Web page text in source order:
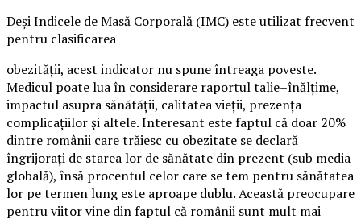
Deși Indicele de Masă Corporală (IMC) este utilizat frecvent
pentru clasificarea
obezității, acest indicator nu spune întreaga poveste.
Medicul poate lua în considerare raportul talie–înălțime,
impactul asupra sănătății, calitatea vieții, prezența
complicațiilor și altele. Interesant este faptul că doar 20%
dintre românii care trăiesc cu obezitate se declară
îngrijorați de starea lor de sănătate din prezent (sub media
globală), însă procentul celor care se tem pentru sănătatea
lor pe termen lung este aproape dublu. Această preocupare
pentru viitor vine din faptul că românii sunt mult mai